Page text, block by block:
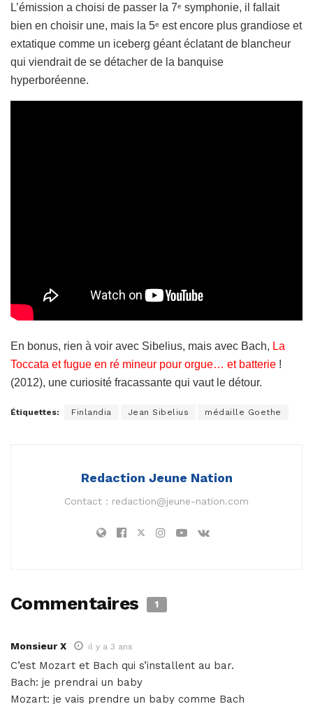
L’émission a choisi de passer la 7e symphonie, il fallait
bien en choisir une, mais la 5e est encore plus grandiose et
extatique comme un iceberg géant éclatant de blancheur
qui viendrait de se détacher de la banquise
hyperboréenne.
En bonus, rien à voir avec Sibelius, mais avec Bach, La
Toccata et fugue en ré mineur pour orgue… et batterie !
(2012), une curiosité fracassante qui vaut le détour.
Étiquettes: Finlandia Jean Sibelius médaille Goethe
Redaction Jeune Nation
Contact : redaction@jeune-nation.com
Commentaires 1
Monsieur X il y a 3 ans
C’est Mozart et Bach qui s’installent au bar.
Bach: je prendrai un baby
Mozart: je vais prendre un baby comme Bach